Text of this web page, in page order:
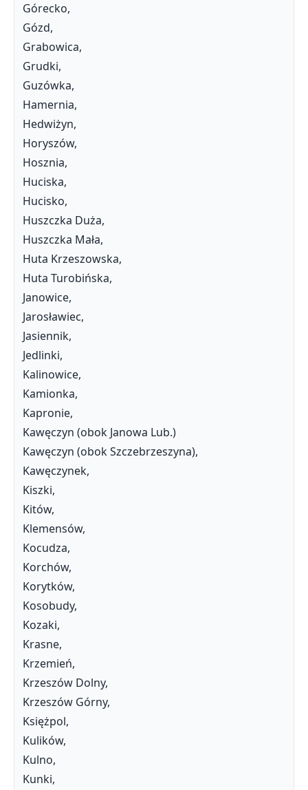
Górecko,
Gózd,
Grabowica,
Grudki,
Guzówka,
Hamernia,
Hedwiżyn,
Horyszów,
Hosznia,
Huciska,
Hucisko,
Huszczka Duża,
Huszczka Mała,
Huta Krzeszowska,
Huta Turobińska,
Janowice,
Jarosławiec,
Jasiennik,
Jedlinki,
Kalinowice,
Kamionka,
Kapronie,
Kawęczyn (obok Janowa Lub.)
Kawęczyn (obok Szczebrzeszyna),
Kawęczynek,
Kiszki,
Kitów,
Klemensów,
Kocudza,
Korchów,
Korytków,
Kosobudy,
Kozaki,
Krasne,
Krzemień,
Krzeszów Dolny,
Krzeszów Górny,
Księżpol,
Kulików,
Kulno,
Kunki,